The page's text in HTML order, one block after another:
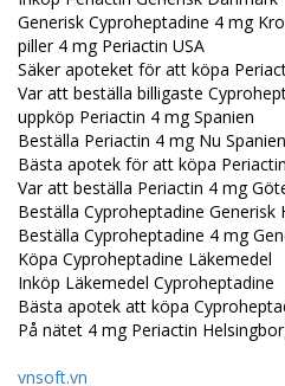
Generisk Cyproheptadine 4 mg
piller 4 mg Periactin USA
Säker apoteket för att köpa
Var att beställa billigaste
uppköp Periactin 4 mg Spanien
Beställa Periactin 4 mg Nu Spanien
Bästa apotek för att köpa
Var att beställa Periactin 4 mg
Beställa Cyproheptadine Generisk
Beställa Cyproheptadine 4 mg
Köpa Cyproheptadine Läkemedel
Inköp Läkemedel Cyproheptadine
Bästa apotek att köpa
På nätet 4 mg Periactin
vnsoft.vn